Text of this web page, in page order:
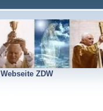
Webseite ZDW